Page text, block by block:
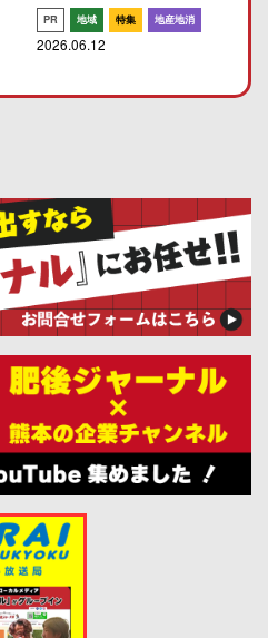
PR 地域 特集 地産地消
2026.06.12